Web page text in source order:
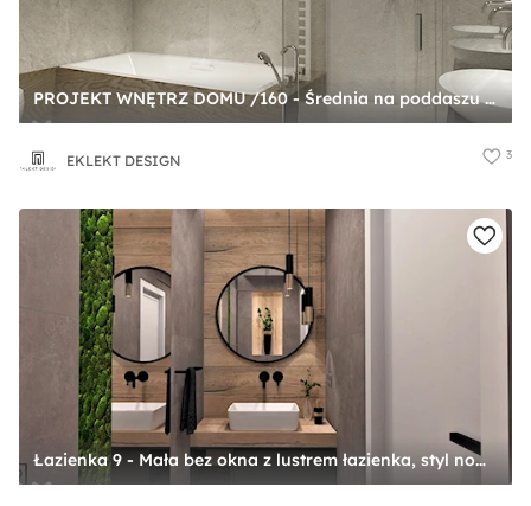
PROJEKT WNĘTRZ DOMU /160 - Średnia na poddaszu z lustrem łazienka z oknem, styl nowoczesny - zdjęcie od EKLEKT DESIGN
EKLEKT DESIGN 3
Łazienka 9 - Mała bez okna z lustrem łazienka, styl nowoczesny - zdjęcie od Anna Romik Architektura Wnętrz